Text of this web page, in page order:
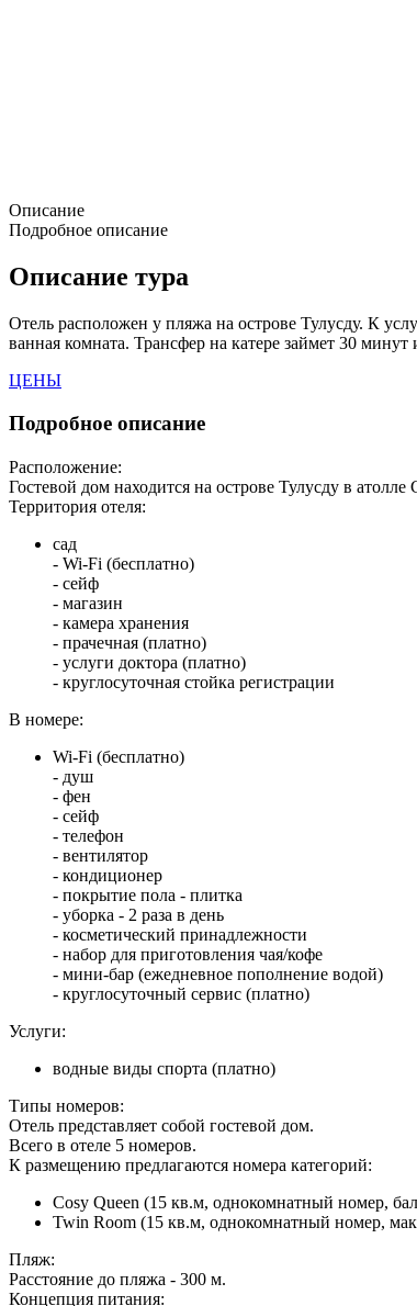
Описание
Подробное описание
Описание тура
Отель расположен у пляжа на острове Тулусду. К
ванная комната. Трансфер на катере займет 30
ЦЕНЫ
Подробное описание
Расположение:
Гостевой дом находится на острове Тулусду в
Территория отеля:
сад
- Wi-Fi (бесплатно)
- сейф
- магазин
- камера хранения
- прачечная (платно)
- услуги доктора (платно)
- круглосуточная стойка регистрации
В номере:
Wi-Fi (бесплатно)
- душ
- фен
- сейф
- телефон
- вентилятор
- кондиционер
- покрытие пола - плитка
- уборка - 2 раза в день
- косметический принадлежности
- набор для приготовления чая/кофе
- мини-бар (ежедневное пополнение водой)
- круглосуточный сервис (платно)
Услуги:
водные виды спорта (платно)
Типы номеров:
Отель представляет собой гостевой дом.
Всего в отеле 5 номеров.
К размещению предлагаются номера категорий:
Cosy Queen (15 кв.м, однокомнатный номер,
Twin Room (15 кв.м, однокомнатный номер,
Пляж:
Расстояние до пляжа - 300 м.
Концепция питания: